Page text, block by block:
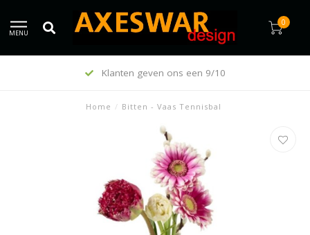
MENU
0
Klanten geven ons een 9/10
Home / Bitten - Vaas Tennisbal